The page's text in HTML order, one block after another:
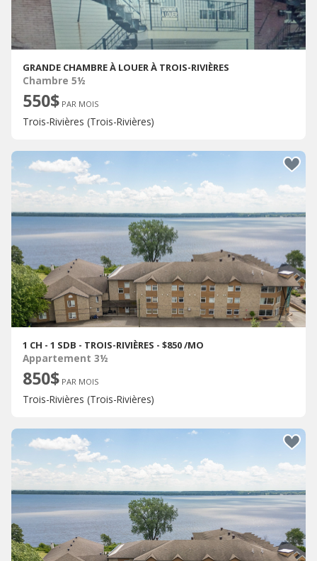
GRANDE CHAMBRE À LOUER À TROIS-RIVIÈRES
Chambre 5½
550$ PAR MOIS
Trois-Rivières (Trois-Rivières)
1 CH - 1 SDB - TROIS-RIVIÈRES - $850 /MO
Appartement 3½
850$ PAR MOIS
Trois-Rivières (Trois-Rivières)